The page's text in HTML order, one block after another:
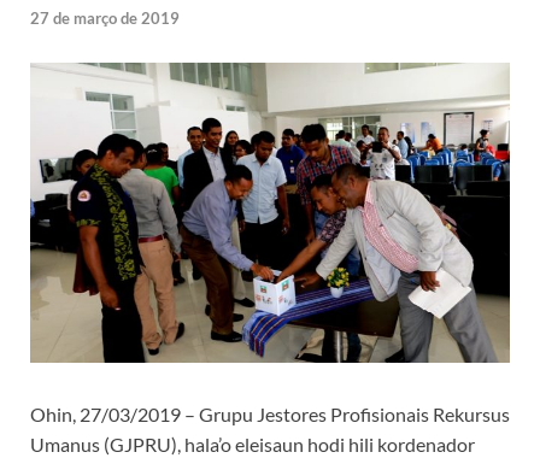
27 de março de 2019
Ohin, 27/03/2019 – Grupu Jestores Profisionais Rekursus
Umanus (GJPRU), hala’o eleisaun hodi hili kordenador